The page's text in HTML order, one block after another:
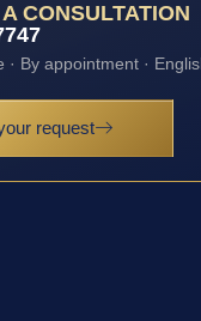
CONSULTATION
· By appointment ·
request